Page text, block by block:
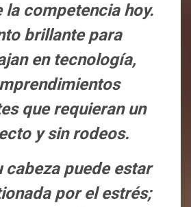
la competencia hoy.
brillante para
en tecnología,
que requieran un
y sin rodeos.
cabeza puede estar
por el estrés;